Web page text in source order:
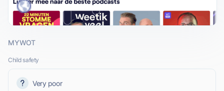
MYWOT
Child safety
Very poor